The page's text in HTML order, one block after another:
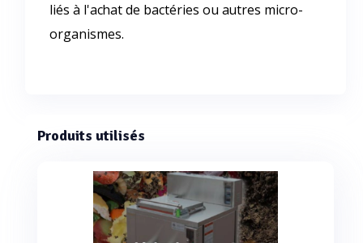
liés à l'achat de bactéries ou autres micro-
organismes.
Produits utilisés